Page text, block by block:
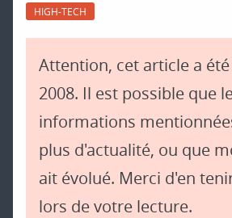
HIGH-TECH
Attention, cet article a
2008. Il est possible que
informations
plus d'actualité, ou que
ait évolué. Merci d'en
lors de votre lecture.